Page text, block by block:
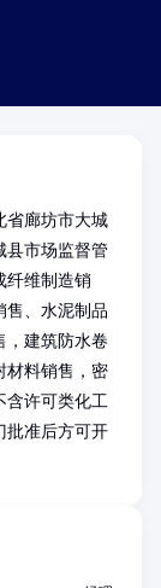
省廊坊市大城
县市场监督管
纤维制造销
售、水泥制品
，建筑防水卷
材料销售，密
含许可类化工
批准后方可开